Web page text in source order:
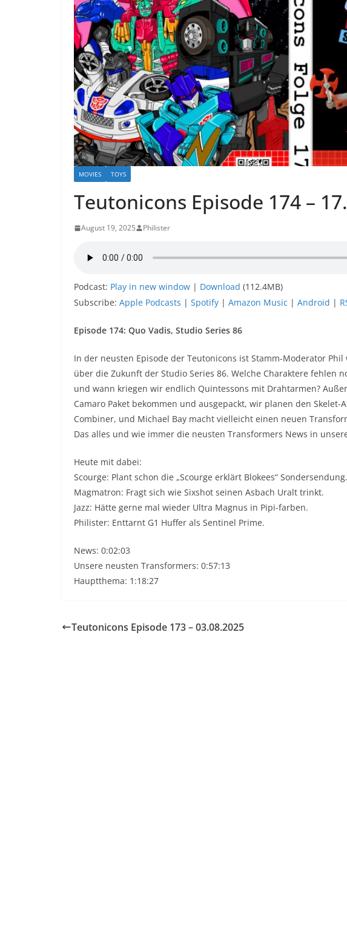
MOVIES TOYS
Teutonicons Episode 174 –
August 19, 2025 Philister
Podcast: Play in new window | Download (112.4MB)
Subscribe: Apple Podcasts | Spotify | Amazon Music | Android |
Episode 174: Quo Vadis, Studio Series 86
In der neusten Episode der Teutonicons ist Stamm-Moderator
über die Zukunft der Studio Series 86. Welche Charaktere fehlen
und wann kriegen wir endlich Quintessons mit Drahtarmen?
Camaro Paket bekommen und ausgepackt, wir planen den
Combiner, und Michael Bay macht vielleicht einen neuen
Das alles und wie immer die neusten Transformers News in
Heute mit dabei:
Scourge: Plant schon die „Scourge erklärt Blokees“ Sondersendung.
Magmatron: Fragt sich wie Sixshot seinen Asbach Uralt trinkt.
Jazz: Hätte gerne mal wieder Ultra Magnus in Pipi-farben.
Philister: Enttarnt G1 Huffer als Sentinel Prime.
News: 0:02:03
Unsere neusten Transformers: 0:57:13
Hauptthema: 1:18:27
Teutonicons Episode 173 – 03.08.2025